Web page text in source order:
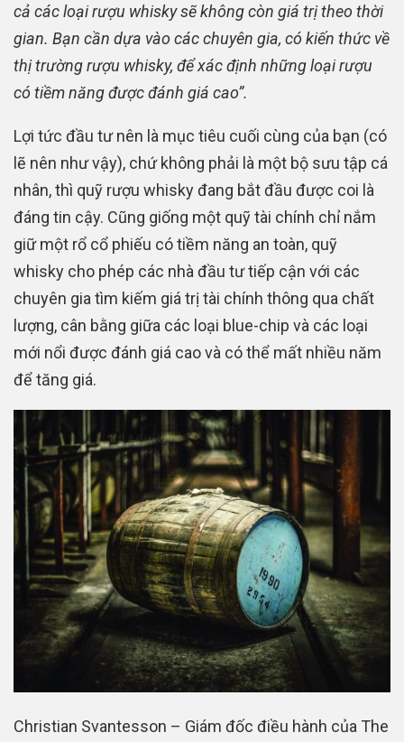
cả các loại rượu whisky sẽ không còn giá trị theo thời
gian. Bạn cần dựa vào các chuyên gia, có kiến ​​thức về
thị trường rượu whisky, để xác định những loại rượu
có tiềm năng được đánh giá cao”.
Lợi tức đầu tư nên là mục tiêu cuối cùng của bạn (có
lẽ nên như vậy), chứ không phải là một bộ sưu tập cá
nhân, thì quỹ rượu whisky đang bắt đầu được coi là
đáng tin cậy. Cũng giống một quỹ tài chính chỉ nắm
giữ một rổ cổ phiếu có tiềm năng an toàn, quỹ
whisky cho phép các nhà đầu tư tiếp cận với các
chuyên gia tìm kiếm giá trị tài chính thông qua chất
lượng, cân bằng giữa các loại blue-chip và các loại
mới nổi được đánh giá cao và có thể mất nhiều năm
để tăng giá.
Christian Svantesson – Giám đốc điều hành của The